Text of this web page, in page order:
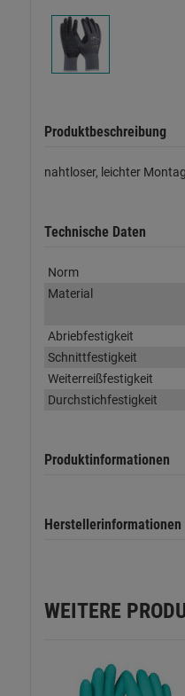
Produktbeschreibung
nahtloser, leichter
Technische Daten
Norm
Material
Abriebfestigkeit
Schnittfestigkeit
Weiterreißfestigkeit
Durchstichfestigkeit
Produktinformationen
Herstellerinformationen
WEITERE